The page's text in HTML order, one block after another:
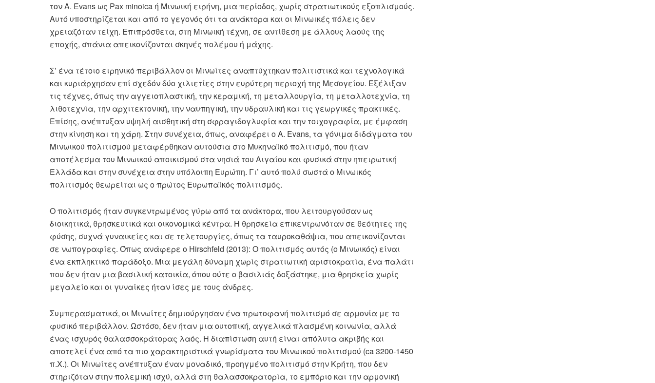
τον A. Evans ως Pax minoica ή Μινωική ειρήνη, μια περίοδος, χωρίς στρατιωτικούς εξοπλισμούς.
Αυτό υποστηρίζεται και από το γεγονός ότι τα ανάκτορα και οι Μινωικές πόλεις δεν
χρειαζόταν τείχη. Επιπρόσθετα, στη Μινωική τέχνη, σε αντίθεση με άλλους λαούς της
εποχής, σπάνια απεικονίζονται σκηνές πολέμου ή μάχης.
Σ’ ένα τέτοιο ειρηνικό περιβάλλον οι Μινωίτες αναπτύχτηκαν πολιτιστικά και τεχνολογικά
και κυριάρχησαν επί σχεδόν δύο χιλιετίες στην ευρύτερη περιοχή της Μεσογείου. Εξέλιξαν
τις τέχνες, όπως την αγγειοπλαστική, την κεραμική, τη μεταλλουργία, τη μεταλλοτεχνία, τη
λιθοτεχνία, την αρχιτεκτονική, την ναυπηγική, την υδραυλική και τις γεωργικές πρακτικές.
Επίσης, ανέπτυξαν υψηλή αισθητική στη σφραγιδογλυφία και την τοιχογραφία, με έμφαση
στην κίνηση και τη χάρη. Στην συνέχεια, όπως, αναφέρει ο A. Evans, τα γόνιμα διδάγματα του
Μινωικού πολιτισμού μεταφέρθηκαν αυτούσια στο Μυκηναϊκό πολιτισμό, που ήταν
αποτέλεσμα του Μινωικού αποικισμού στα νησιά του Αιγαίου και φυσικά στην ηπειρωτική
Ελλάδα και στην συνέχεια στην υπόλοιπη Ευρώπη. Γι’ αυτό πολύ σωστά ο Μινωικός
πολιτισμός θεωρείται ως ο πρώτος Ευρωπαϊκός πολιτισμός.
Ο πολιτισμός ήταν συγκεντρωμένος γύρω από τα ανάκτορα, που λειτουργούσαν ως
διοικητικά, θρησκευτικά και οικονομικά κέντρα. Η θρησκεία επικεντρωνόταν σε θεότητες της
φύσης, συχνά γυναικείες και σε τελετουργίες, όπως τα ταυροκαθάψια, που απεικονίζονται
σε νωπογραφίες. Όπως ανάφερε ο Hirschfeld (2013): Ο πολιτισμός αυτός (ο Μινωικός) είναι
ένα εκπληκτικό παράδοξο. Μια μεγάλη δύναμη χωρίς στρατιωτική αριστοκρατία, ένα παλάτι
που δεν ήταν μια βασιλική κατοικία, όπου ούτε ο βασιλιάς δοξάστηκε, μια θρησκεία χωρίς
μεγαλείο και οι γυναίκες ήταν ίσες με τους άνδρες.
Συμπερασματικά, οι Μινωίτες δημιούργησαν ένα πρωτοφανή πολιτισμό σε αρμονία με το
φυσικό περιβάλλον. Ωστόσο, δεν ήταν μια ουτοπική, αγγελικά πλασμένη κοινωνία, αλλά
ένας ισχυρός θαλασσοκράτορας λαός. Η διαπίστωση αυτή είναι απόλυτα ακριβής και
αποτελεί ένα από τα πιο χαρακτηριστικά γνωρίσματα του Μινωικού πολιτισμού (ca 3200-1450
π.Χ.). Οι Μινωίτες ανέπτυξαν έναν μοναδικό, προηγμένο πολιτισμό στην Κρήτη, που δεν
στηριζόταν στην πολεμική ισχύ, αλλά στη θαλασσοκρατορία, το εμπόριο και την αρμονική